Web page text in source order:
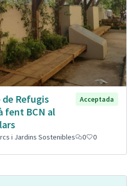
Refugis
fent BCN al
Acceptada
i Jardins Sostenibles 0 0